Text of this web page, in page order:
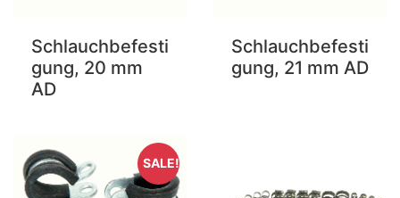
Schlauchbefesti
gung, 20 mm
AD
Schlauchbefesti
gung, 21 mm AD
SALE!